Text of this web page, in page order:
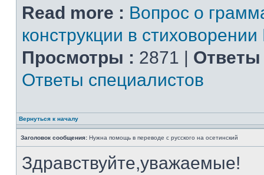
Read more : Вопрос о
конструкции в
Просмотры : 2871 | Ответы
Ответы специалистов
Вернуться к началу
Заголовок сообщения: Нужна помощь в переводе с русского на осетинский
Здравствуйте,уважаемые!